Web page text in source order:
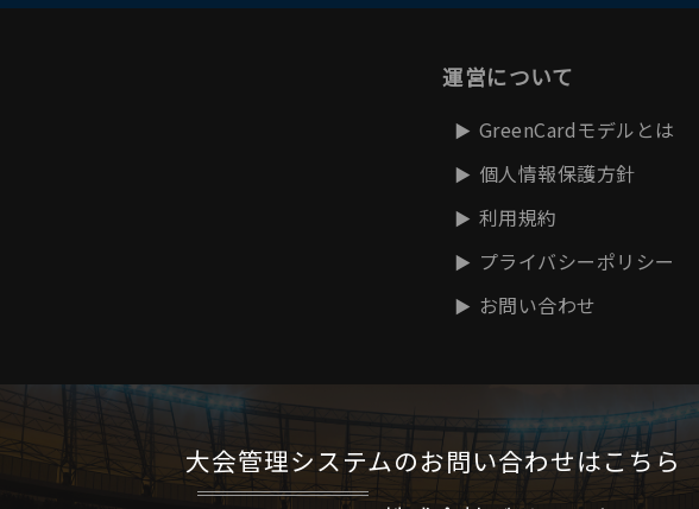
運営について
GreenCardモデルとは
個人情報保護方針
利用規約
プライバシーポリシー
お問い合わせ
大会管理システムのお問い合わせはこちら